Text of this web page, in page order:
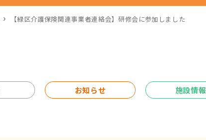
【緑区介護保険関連事業者連絡会】研修会に参加しました
お知らせ 施設情報